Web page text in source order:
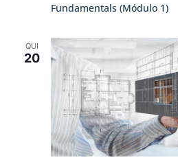
Fundamentals (Módulo 1)
QUI
20